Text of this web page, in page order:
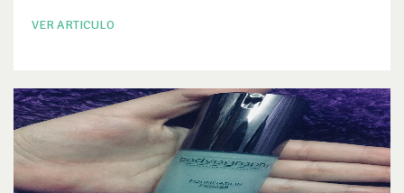
VER ARTICULO